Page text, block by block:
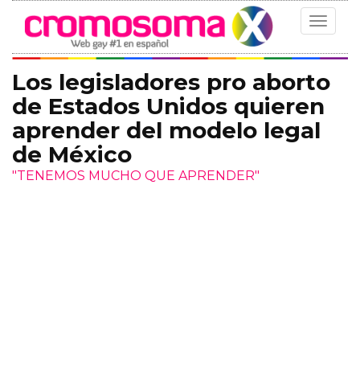
Toggle
Los legisladores pro aborto
de Estados Unidos quieren
aprender del modelo legal
de México
"TENEMOS MUCHO QUE APRENDER"